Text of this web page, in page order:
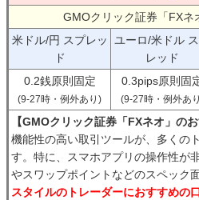
GMOクリック証券「FXネ
米ドル/円 スプレッ
ド
ユーロ/米ドル
レッド
0.2銭原則固定
(9-27時・例外あり)
0.3pips原則固
(9-27時・例外あ
【GMOクリック証券「FXネオ」の
機能性の高い取引ツールが、多くの
す。特に、スマホアプリの操作性が
やスワップポイントなどのスペック
スタイルのトレーダーにおすすめの